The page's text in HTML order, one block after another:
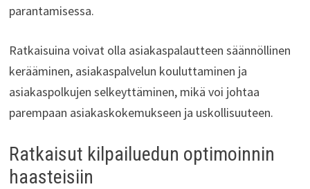
parantamisessa.
Ratkaisuina voivat olla asiakaspalautteen säännöllinen
kerääminen, asiakaspalvelun kouluttaminen ja
asiakaspolkujen selkeyttäminen, mikä voi johtaa
parempaan asiakaskokemukseen ja uskollisuuteen.
Ratkaisut kilpailuedun optimoinnin
haasteisiin